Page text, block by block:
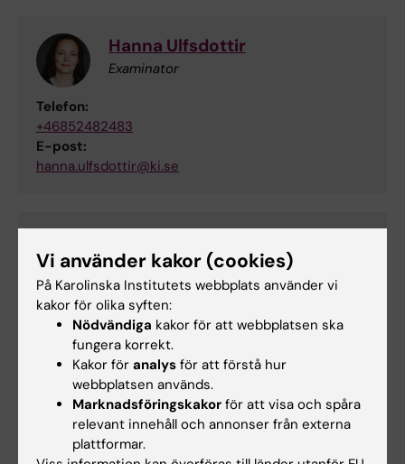
Hanna Ulfsdottir
Examinator
Telefon:
+46852482483
E-post:
hanna.ulfsdottir@ki.se
Utbildningsadministratör
Telefon:
+46852482466
E-post:
sofia.axell@ki.se
Emelie Ahlin
Vi använder kakor (cookies)
På Karolinska Institutets webbplats använder vi
kakor för olika syften:
Nödvändiga kakor för att webbplatsen ska
fungera korrekt.
Kakor för analys för att förstå hur
webbplatsen används.
Marknadsföringskakor för att visa och spåra
relevant innehåll och annonser från externa
plattformar.